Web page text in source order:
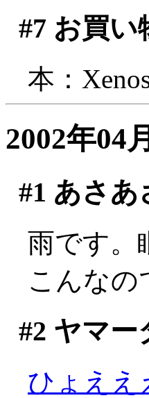
#7 お買い
本：
2002年04
#1 あさあ
雨です。
こんなの
#2 ヤマー
ひょええ